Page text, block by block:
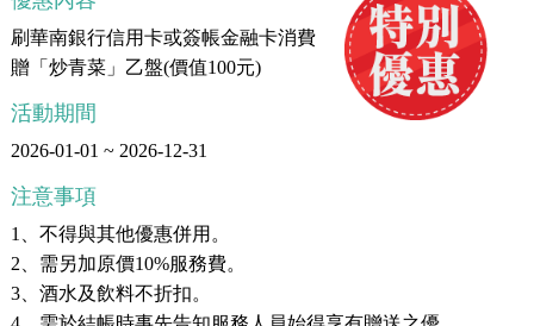
刷華南銀行信用卡或簽帳金融卡消費
贈「炒青菜」乙盤(價值100元)
活動期間
2026-01-01 ~ 2026-12-31
注意事項
1、不得與其他優惠併用。
2、需另加原價10%服務費。
3、酒水及飲料不折扣。